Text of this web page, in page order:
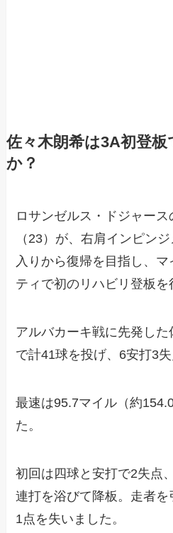
佐々木朗希は3A初登
か？
ロサンゼルス・ドジャー
（23）が、右肩インピン
入りから復帰を目指し、
ティで初のリハビリ登板を
アルバカーキ戦に先発し
で計41球を投げ、6安打3
最速は95.7マイル（約
た。
初回は四球と安打で2失点
連打を浴びて降板。走者
1点を失いました。